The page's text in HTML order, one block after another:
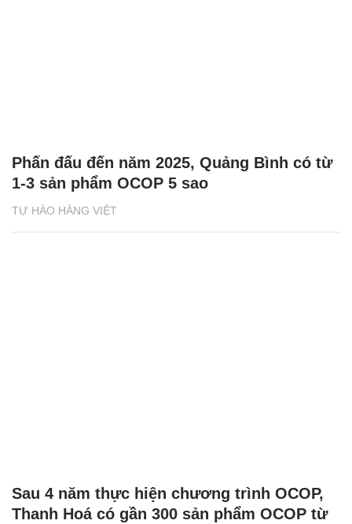
TỰ HÀO HÀNG VIỆT
Phấn đấu đến năm 2025, Quảng Bình có từ
1-3 sản phẩm OCOP 5 sao
Sau 4 năm thực hiện chương trình OCOP,
Thanh Hoá có gần 300 sản phẩm OCOP từ